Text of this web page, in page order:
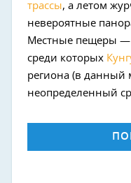
трассы, а летом
невероятные
Местные пещеры —
среди которых
региона (в данный
неопределенный